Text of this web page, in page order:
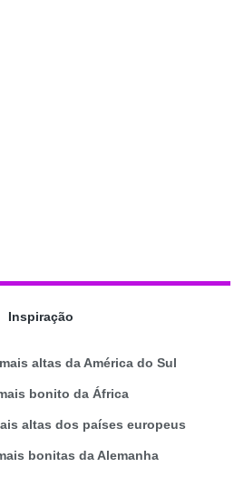
Inspiração
altas da América do Sul
bonito da África
altas dos países europeus
bonitas da Alemanha